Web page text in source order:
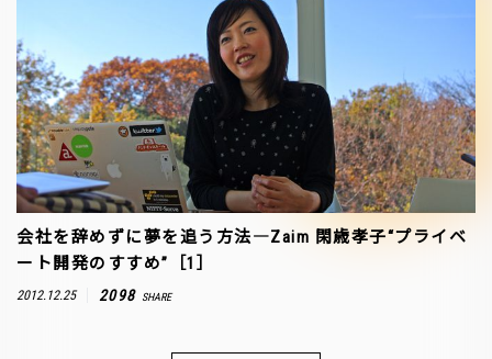
会社を辞めずに夢を追う方法―Zaim 閑歳孝子“プライベ
ート開発のすすめ”［1］
2012.12.25 2098 SHARE